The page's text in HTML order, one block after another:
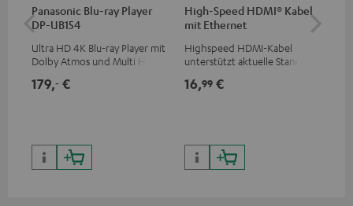
Panasonic Blu-ray Player
DP-UB154
Ultra HD 4K Blu-ray Player mit
Dolby Atmos und Multi HDR-
HDR10+ für eine überragende
179,‐ €
High-Speed HDMI® Kabel
mit Ethernet
Highspeed HDMI-Kabel
unterstützt aktuelle Standards
16,99 €